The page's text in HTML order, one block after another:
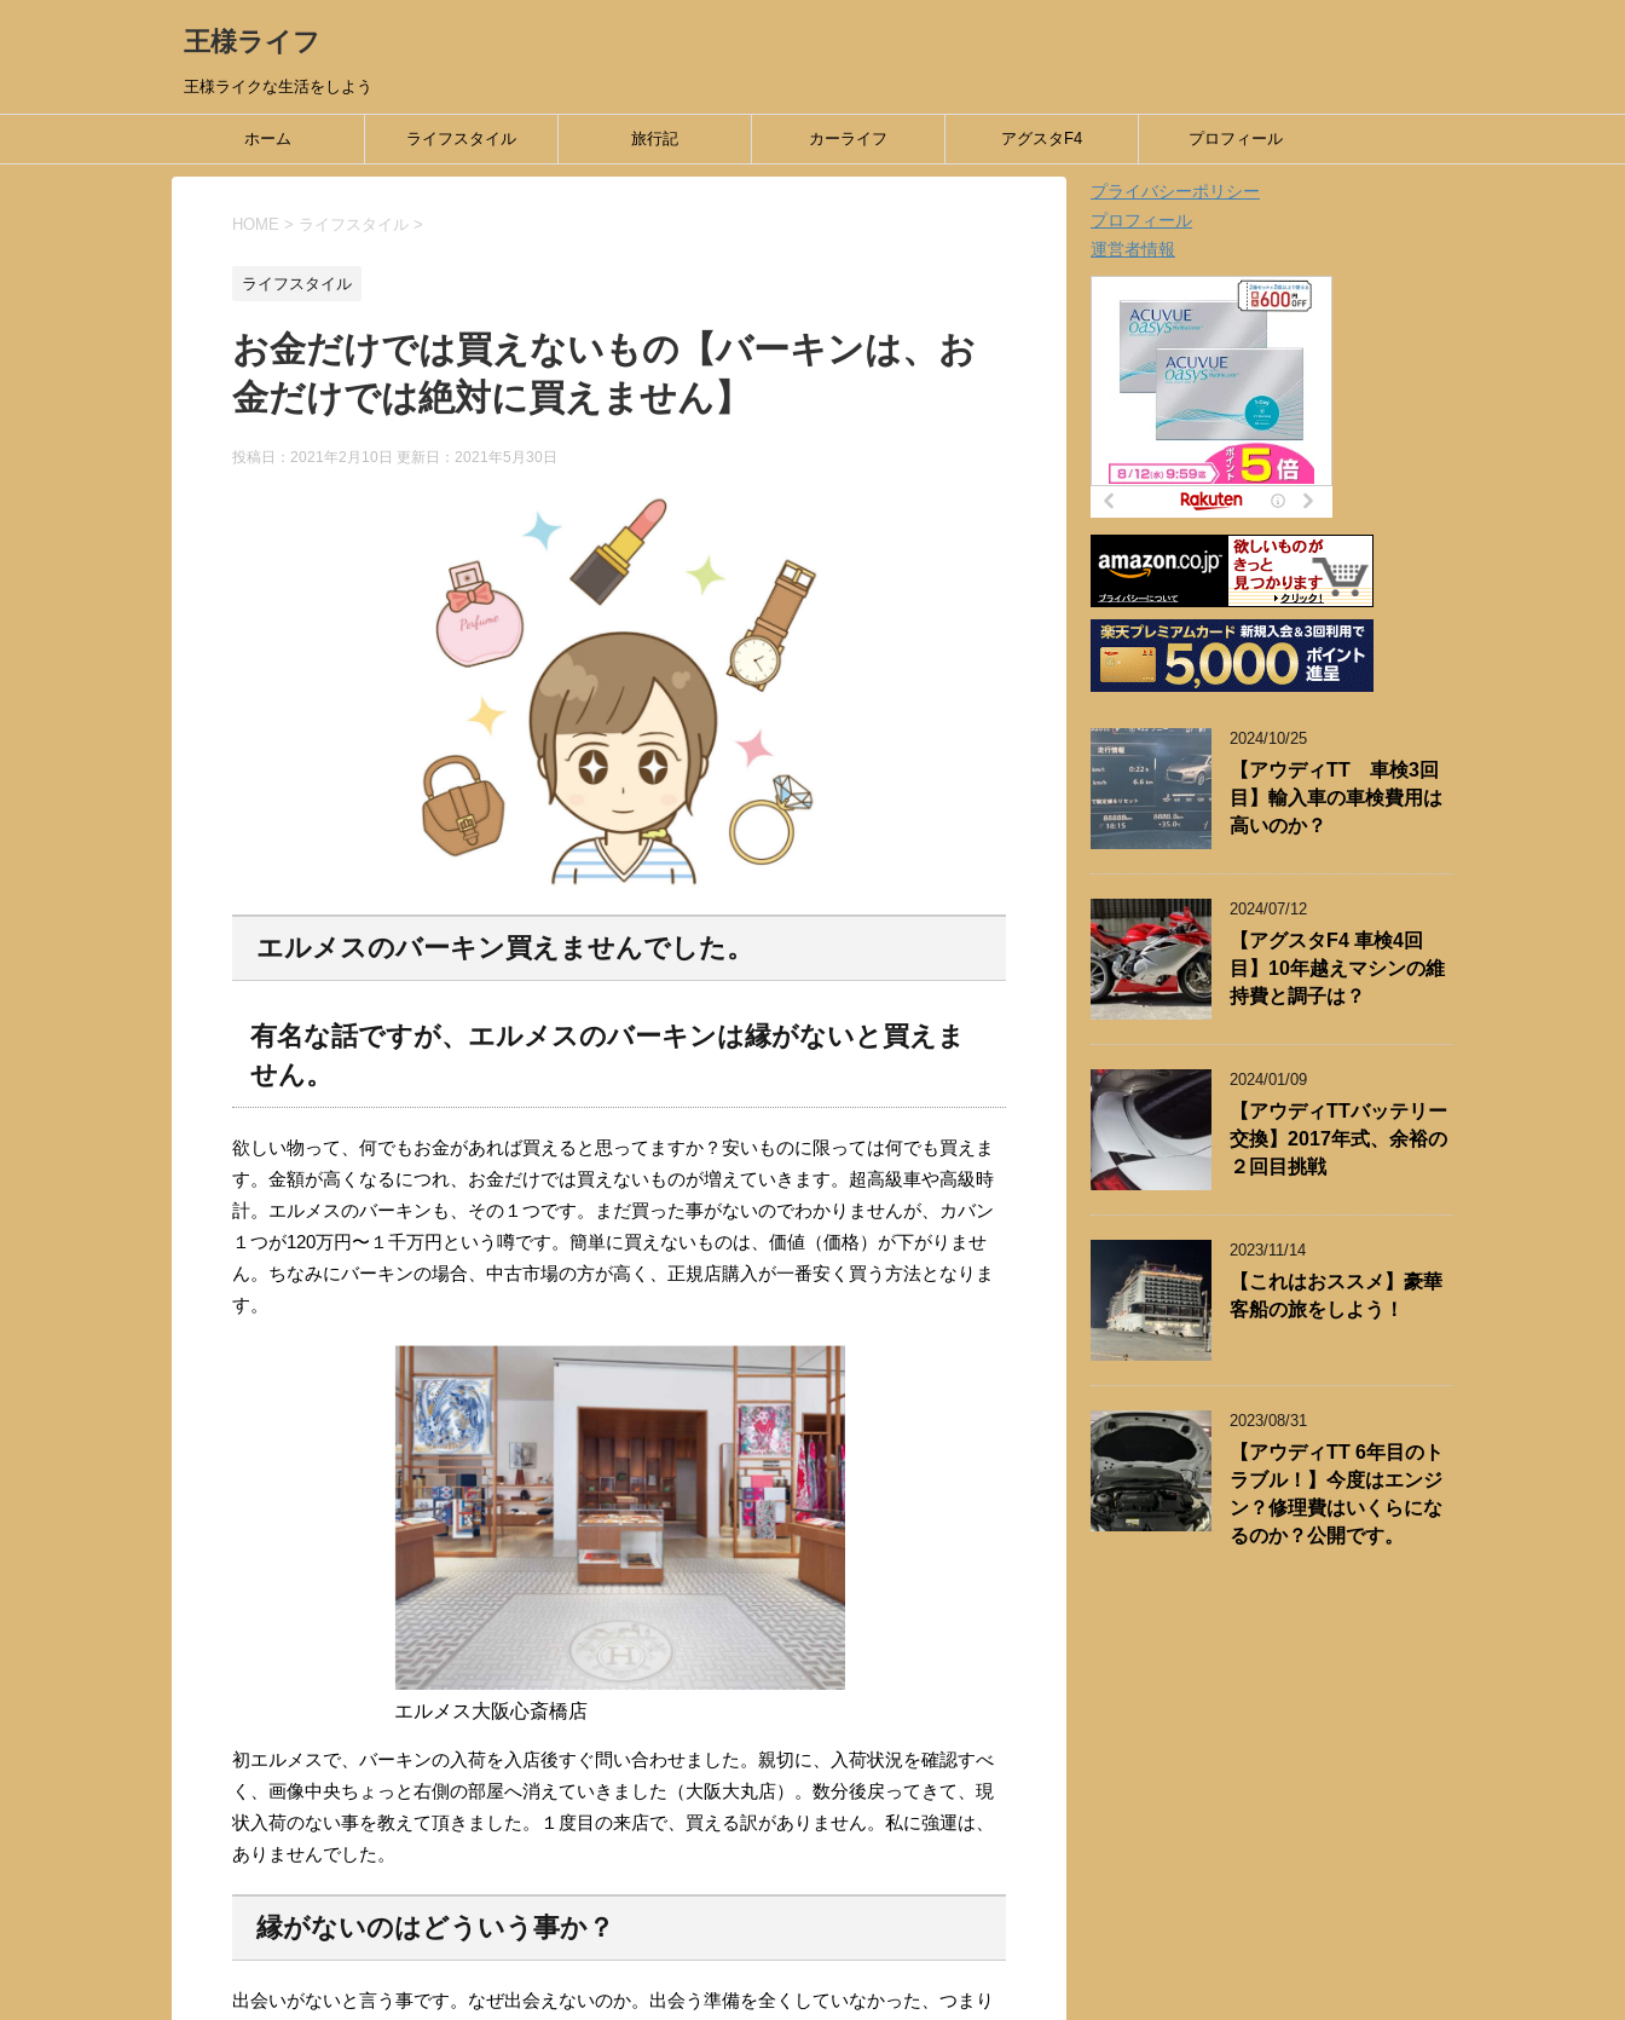
王様ライフ
王様ライクな生活をしよう
ホーム ライフスタイル 旅行記 カーライフ アグスタF4 プロフィール
HOME > ライフスタイル >
ライフスタイル
お金だけでは買えないもの【バーキンは、お
金だけでは絶対に買えません】
投稿日：2021年2月10日 更新日： 2021年5月30日
エルメスのバーキン買えませんでした。
有名な話ですが、エルメスのバーキンは縁がないと買えま
せん。
欲しい物って、何でもお金があれば買えると思ってますか？安いものに限っては何でも買えま
す。金額が高くなるにつれ、お金だけでは買えないものが増えていきます。超高級車や高級時
計。エルメスのバーキンも、その１つです。まだ買った事がないのでわかりませんが、カバン
１つが120万円〜１千万円という噂です。簡単に買えないものは、価値（価格）が下がりませ
ん。ちなみにバーキンの場合、中古市場の方が高く、正規店購入が一番安く買う方法となりま
す。
エルメス大阪心斎橋店
初エルメスで、バーキンの入荷を入店後すぐ問い合わせました。親切に、入荷状況を確認すべ
く、画像中央ちょっと右側の部屋へ消えていきました（大阪大丸店）。数分後戻ってきて、現
状入荷のない事を教えて頂きました。１度目の来店で、買える訳がありません。私に強運は、
ありませんでした。
縁がないのはどういう事か？
出会いがないと言う事です。なぜ出会えないのか。出会う準備を全くしていなかった、つまり
プライバシーポリシー
プロフィール
運営者情報
2024/10/25
【アウディTT 車検3回
目】輸入車の車検費用は
高いのか？
2024/07/12
【アグスタF4 車検4回
目】10年越えマシンの維
持費と調子は？
2024/01/09
【アウディTTバッテリー
交換】2017年式、余裕の
２回目挑戦
2023/11/14
【これはおススメ】豪華
客船の旅をしよう！
2023/08/31
【アウディTT 6年目のト
ラブル！】今度はエンジ
ン？修理費はいくらにな
るのか？公開です。